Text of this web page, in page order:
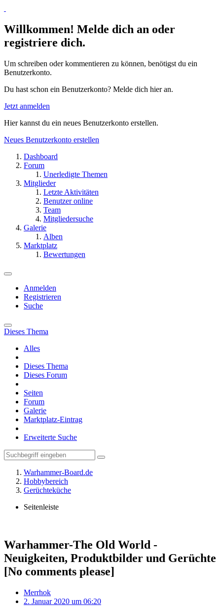
Willkommen! Melde dich an oder
registriere dich.
Um schreiben oder kommentieren zu können, benötigst du ein
Benutzerkonto.
Du hast schon ein Benutzerkonto? Melde dich hier an.
Jetzt anmelden
Hier kannst du ein neues Benutzerkonto erstellen.
Neues Benutzerkonto erstellen
Dashboard
Forum
Unerledigte Themen
Mitglieder
Letzte Aktivitäten
Benutzer online
Team
Mitgliedersuche
Galerie
Alben
Marktplatz
Bewertungen
Anmelden
Registrieren
Suche
Dieses Thema
Alles
Dieses Thema
Dieses Forum
Seiten
Forum
Galerie
Marktplatz-Eintrag
Erweiterte Suche
Warhammer-Board.de
Hobbybereich
Gerüchteküche
Seitenleiste
Warhammer-The Old World -
Neuigkeiten, Produktbilder und Gerüchte
[No comments please]
Merrhok
2. Januar 2020 um 06:20